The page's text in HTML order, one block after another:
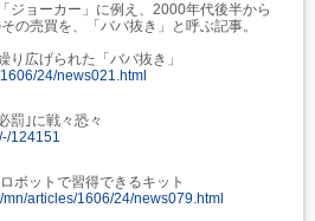
ジョーカー」に例え、2000年代後半から
の売買を、「ババ抜き」と呼ぶ記事。
り広げられた「ババ抜き」
24/news021.html
罰｣に戦々恐々
124151
ボットで習得できるキット
articles/1606/24/news079.html